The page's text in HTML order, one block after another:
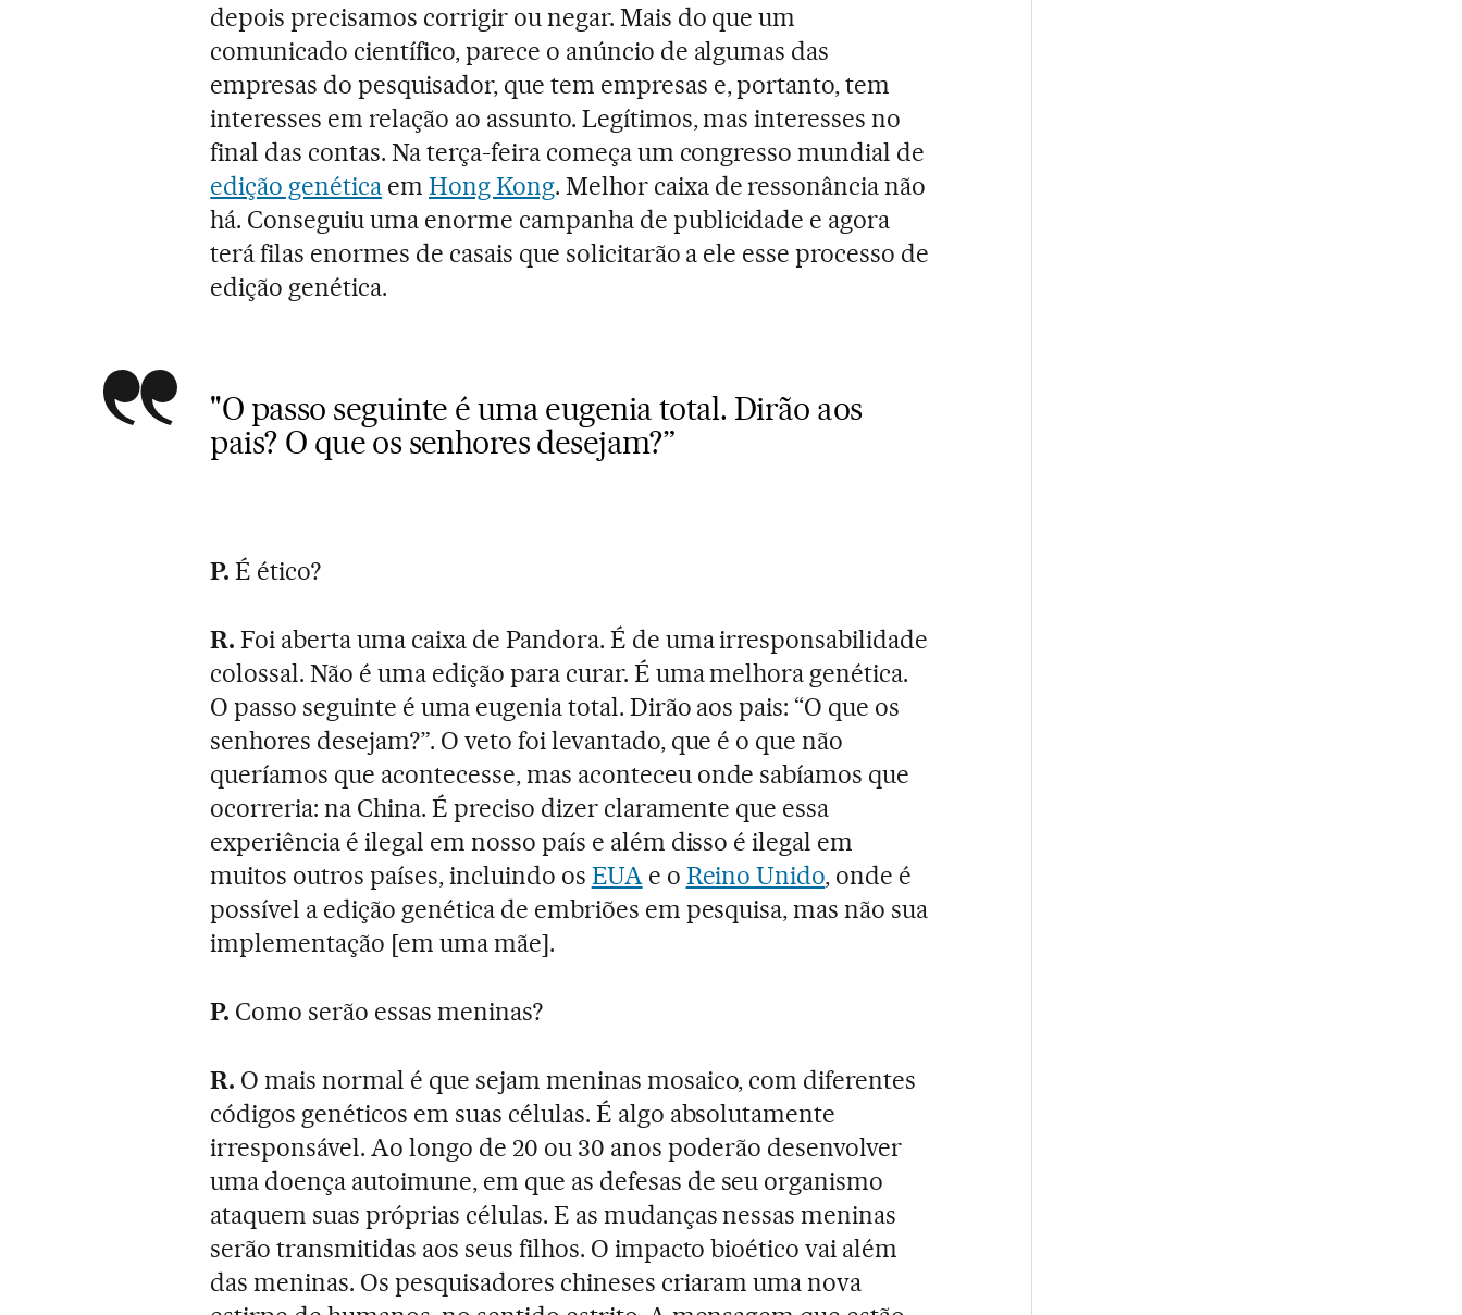
depois precisamos corrigir ou negar. Mais do que um
comunicado científico, parece o anúncio de algumas das
empresas do pesquisador, que tem empresas e, portanto, tem
interesses em relação ao assunto. Legítimos, mas interesses no
final das contas. Na terça-feira começa um congresso mundial de
edição genética em Hong Kong. Melhor caixa de ressonância não
há. Conseguiu uma enorme campanha de publicidade e agora
terá filas enormes de casais que solicitarão a ele esse processo de
edição genética.
"O passo seguinte é uma eugenia total. Dirão aos
pais? O que os senhores desejam?”
P. É ético?
R.Foi aberta uma caixa de Pandora. É de uma irresponsabilidade
colossal. Não é uma edição para curar. É uma melhora genética.
O passo seguinte é uma eugenia total. Dirão aos pais: “O que os
senhores desejam?”. O veto foi levantado, que é o que não
queríamos que acontecesse, mas aconteceu onde sabíamos que
ocorreria: na China. É preciso dizer claramente que essa
experiência é ilegal em nosso país e além disso é ilegal em
muitos outros países, incluindo os EUAe o Reino Unido, onde é
possível a edição genética de embriões em pesquisa, mas não sua
implementação [em uma mãe].
P. Como serão essas meninas?
R. O mais normal é que sejam meninas mosaico, com diferentes
códigos genéticos em suas células. É algo absolutamente
irresponsável. Ao longo de 20 ou 30 anos poderão desenvolver
uma doença autoimune, em que as defesas de seu organismo
ataquem suas próprias células. E as mudanças nessas meninas
serão transmitidas aos seus filhos. O impacto bioético vai além
das meninas. Os pesquisadores chineses criaram uma nova